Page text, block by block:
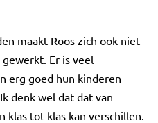
maakt Roos zich ook niet
Er is veel
erg goed hun kinderen
denk wel dat dat van
klas tot klas kan verschillen.